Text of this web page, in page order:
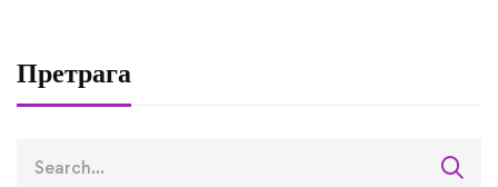
Претрага